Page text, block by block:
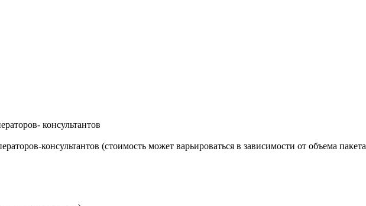
консультантов
консультантов (стоимость может варьироваться в зависимости от объема